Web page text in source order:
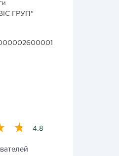
ГРУП"
4.8